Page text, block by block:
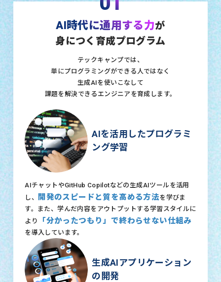
AI時代に通用する力が
身につく育成プログラム
テックキャンプでは、
単にプログラミングができる人ではなく
生成AIを使いこなして
課題を解決できるエンジニアを育成します。
AIを活用したプログラミ
ング学習
AIチャットやGitHub Copilotなどの生成AIツールを活用
し、
開発のスピードと質を高める方法を学びま
す。また、学んだ内容をアウトプットする学習スタイルに
より
「分かったつもり」で終わらせない仕組み
を導入しています。
生成AIアプリケーション
の開発